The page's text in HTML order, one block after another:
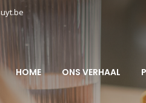
HOME ONS VERHAAL